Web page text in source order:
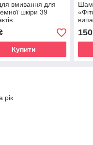
вмивання для
шкіри 39
Купити
мл.
150
рік